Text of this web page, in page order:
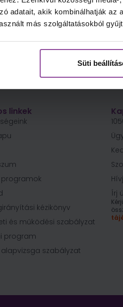
adatait, akik kombinálhatják
más szolgáltatásokból
Süti
linkek
programok
kézikönyv
és működési szabályzat
program
szabályzat
Írj